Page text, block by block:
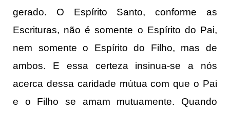
gerado. O Espírito Santo, conforme as
Escrituras, não é somente o Espírito do Pai,
nem somente o Espírito do Filho, mas de
ambos. E essa certeza insinua-se a nós
acerca dessa caridade mútua com que o Pai
e o Filho se amam mutuamente. Quando